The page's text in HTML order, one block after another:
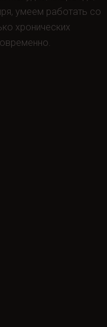
умеем работать со
хронических